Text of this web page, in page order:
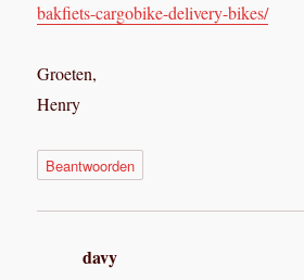
bakfiets-cargobike-delivery-bikes/
Groeten,
Henry
Beantwoorden
davy